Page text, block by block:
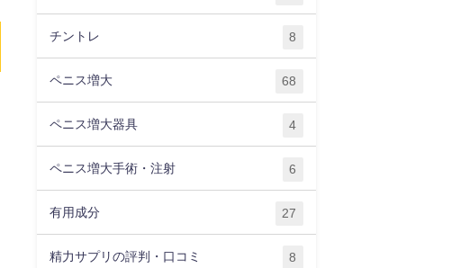
チントレ 8
ペニス増大 68
ペニス増大器具 4
ペニス増大手術・注射 6
有用成分 27
精力サプリの評判・口コミ 8